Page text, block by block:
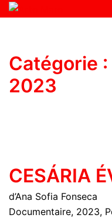
Catégorie :
2023
CESÁRIA
d’Ana Sofia Fonseca
Documentaire, 2023,